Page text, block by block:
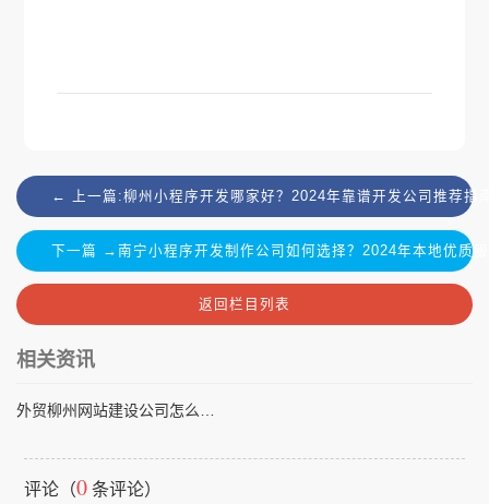
← 上一篇:柳州小程序开发哪家好？2024年靠谱开发公司推荐指
下一篇 →南宁小程序开发制作公司如何选择？2024年本地优质
返回栏目列表
相关资讯
外贸柳州网站建设公司怎么选？2024年专业建站服务商对比指南
评论（0 条评论）